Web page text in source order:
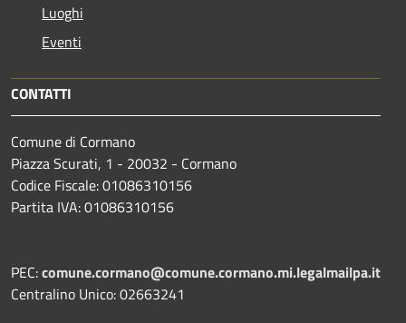
Luoghi
Eventi
CONTATTI
Comune di Cormano
Piazza Scurati, 1 - 20032 - Cormano
Codice Fiscale: 01086310156
Partita IVA: 01086310156
PEC:comune.cormano@comune.cormano.mi.legalmailpa.it
Centralino Unico: 02663241